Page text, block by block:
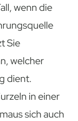
wenn die
Sie
welcher
dient.
in einer
sich auch